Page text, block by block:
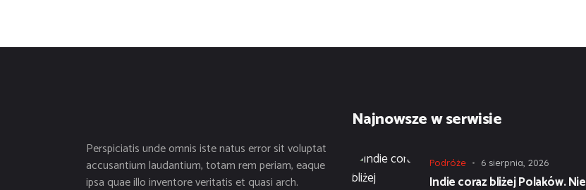
Perspiciatis unde omnis iste natus error sit voluptat
accusantium laudantium, totam rem periam, eaque
ipsa quae illo inventore veritatis et quasi arch.
Najnowsze w serwisie
Podróże 6 sierpnia, 2026
Indie coraz bliżej Polaków. Nie